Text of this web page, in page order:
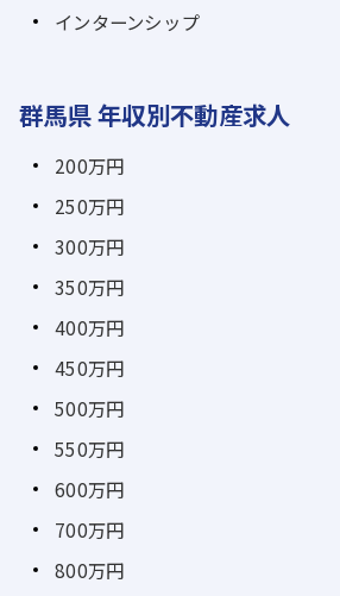
インターンシップ
群馬県 年収別不動産求人
200万円
250万円
300万円
350万円
400万円
450万円
500万円
550万円
600万円
700万円
800万円